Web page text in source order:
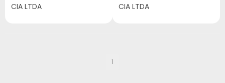
CIA LTDA
CIA LTDA
1